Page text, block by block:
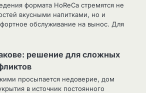
формата HoReCa стремятся не
вкусными напитками, но и
обслуживание на вынос. Для
решение для сложных
просыпается недоверие, дом
в источник постоянного